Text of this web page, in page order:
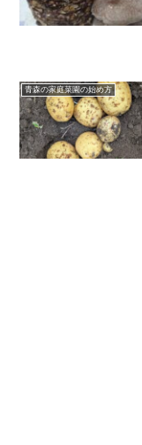
青森の家庭菜園の始め方